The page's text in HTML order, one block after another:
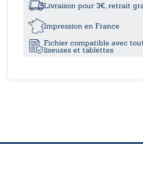
Livraison pour 3€, retrait
Impression en France
Fichier compatible avec
liseuses et tablettes